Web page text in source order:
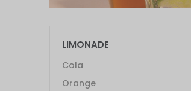
LIMONADE
Cola
Orange